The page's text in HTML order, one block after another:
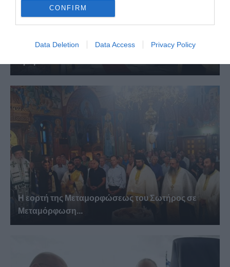
CONFIRM
Data Deletion Data Access Privacy Policy
Δημητριάδος Ιγνάτιος: «Η Παναγία μας δείχνει τον
δρόμο...
Η εορτή της Μεταμορφώσεως του Σωτήρος σε
Μεταμόρφωση...